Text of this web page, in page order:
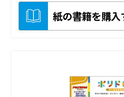
紙の書籍を購入